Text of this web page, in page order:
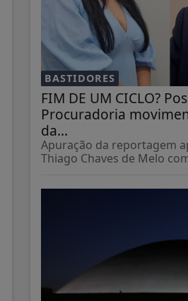
BASTIDORES
FIM DE UM CICLO?
Procuradoria
da...
Apuração da reportagem
Thiago Chaves de Melo